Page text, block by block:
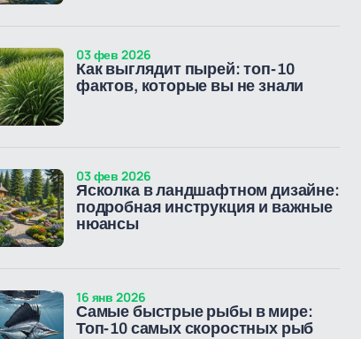
Как выглядит пырей: топ-10
фактов, которые вы не знали
03 фев 2026
Ясколка в ландшафтном дизайне:
подробная инструкция и важные
нюансы
03 фев 2026
Самые быстрые рыбы в мире:
Топ-10 самых скоростных рыб
16 янв 2026